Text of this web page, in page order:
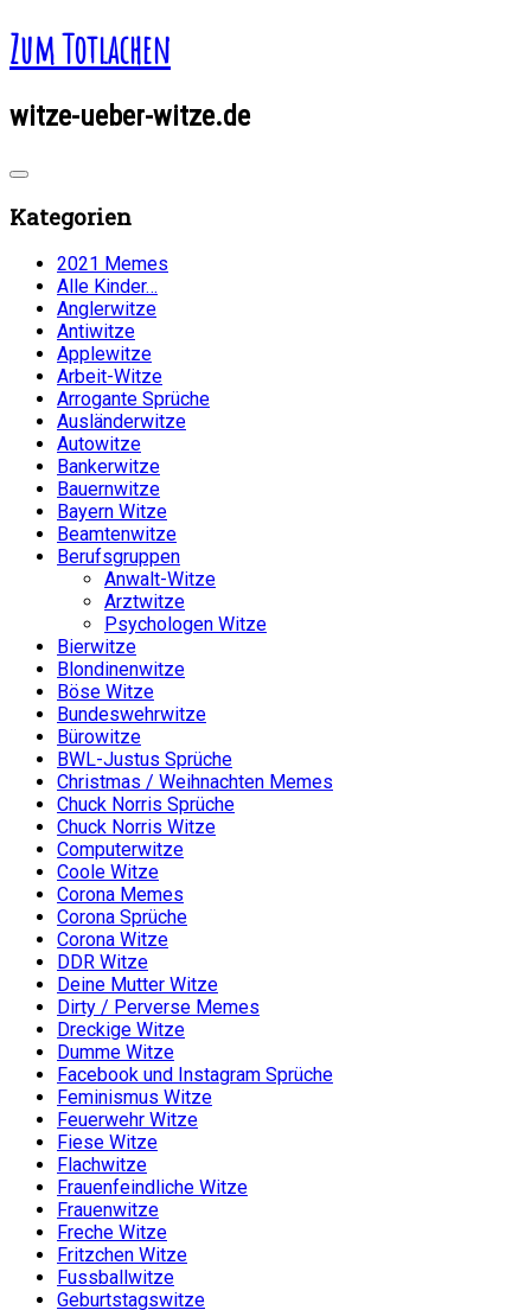
Zum Totlachen
witze-ueber-witze.de
Kategorien
2021 Memes
Alle Kinder…
Anglerwitze
Antiwitze
Applewitze
Arbeit-Witze
Arrogante Sprüche
Ausländerwitze
Autowitze
Bankerwitze
Bauernwitze
Bayern Witze
Beamtenwitze
Berufsgruppen
Anwalt-Witze
Arztwitze
Psychologen Witze
Bierwitze
Blondinenwitze
Böse Witze
Bundeswehrwitze
Bürowitze
BWL-Justus Sprüche
Christmas / Weihnachten Memes
Chuck Norris Sprüche
Chuck Norris Witze
Computerwitze
Coole Witze
Corona Memes
Corona Sprüche
Corona Witze
DDR Witze
Deine Mutter Witze
Dirty / Perverse Memes
Dreckige Witze
Dumme Witze
Facebook und Instagram Sprüche
Feminismus Witze
Feuerwehr Witze
Fiese Witze
Flachwitze
Frauenfeindliche Witze
Frauenwitze
Freche Witze
Fritzchen Witze
Fussballwitze
Geburtstagswitze